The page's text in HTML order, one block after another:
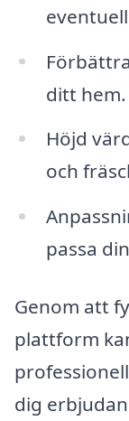
ditt hem.
Höjd
och
passa
Genom att
plattform
dig